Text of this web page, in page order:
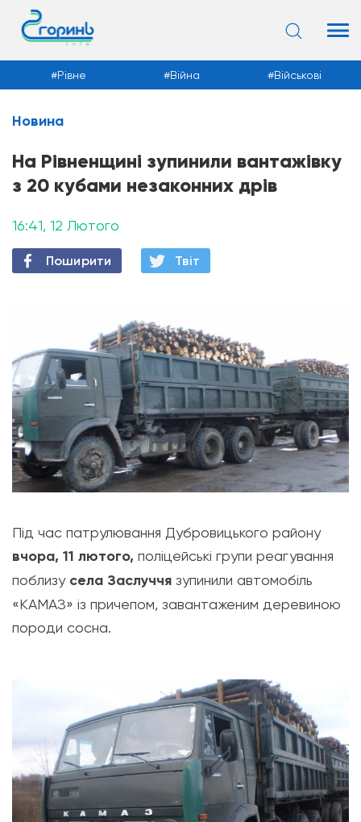
Новини
Рівне Війна Військові
Новина
На Рівненщині зупинили вантажівку
з 20 кубами незаконних дрів
16:41, 12 Лютого
Поширити Твiт
Під час патрулювання Дубровицького району
вчора, 11 лютого, поліцейські групи реагування
поблизусела Заслуччя зупинили автомобіль
«КАМАЗ» із причепом, завантаженим деревиною
породи сосна.